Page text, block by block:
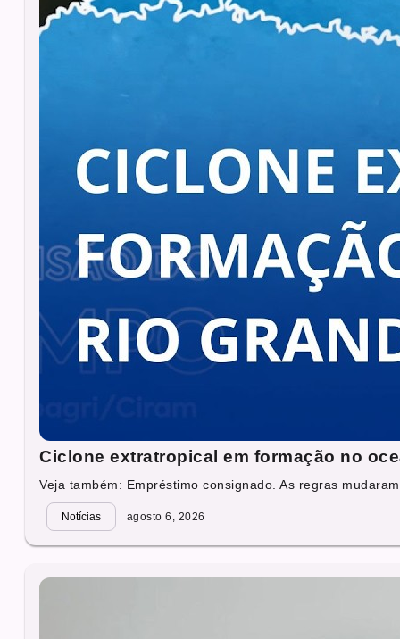
Ciclone extratropical em formação no
Veja também: Empréstimo consignado. As regras
Notícias agosto 6, 2026